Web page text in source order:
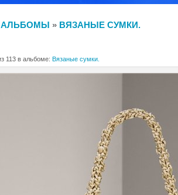
АЛЬБОМЫ » ВЯЗАНЫЕ СУМКИ.
113 в альбоме: Вязаные сумки.